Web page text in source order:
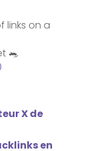
links on a
🐀
X de
en